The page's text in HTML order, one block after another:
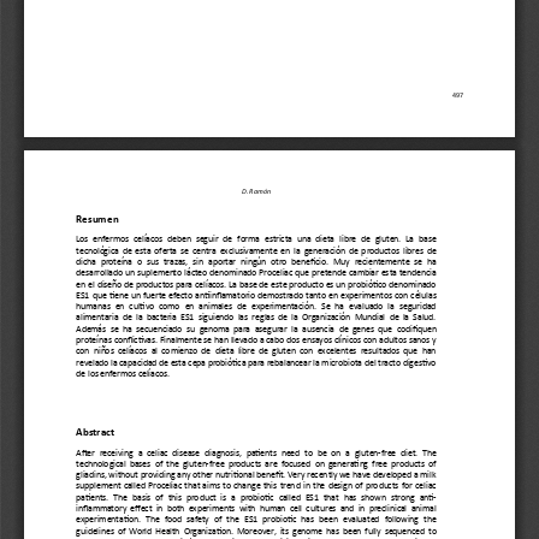
497
D. Ramón
Resumen
Los enfermos celíacos deben seguir de forma estricta una dieta libre de gluten. La base
tecnológica de esta oferta se centra exclusivamente en la generación de productos libres de
dicha proteína o sus trazas, sin aportar ningún otro benefcio. Muy recientemente se ha
desarrollado un suplemento lácteo denominado Proceliac que pretende cambiar esta tendencia
en el diseño de productos para celíacos. La base de este producto es un probiótco denominado
ES1 que tene un fuerte efecto antinfamatorio demostrado tanto en experimentos con células
humanas en cultvo como en animales de experimentación. Se ha evaluado la seguridad
alimentaria de la bacteria ES1 siguiendo las reglas de la Organización Mundial de la Salud.
Además se ha secuenciado su genoma para asegurar la ausencia de genes que codifquen
proteínas confictvas. Finalmente se han llevado a cabo dos ensayos clínicos con adultos sanos y
con niños celíacos al comienzo de dieta libre de gluten con excelentes resultados que han
revelado la capacidad de esta cepa probiótca para rebalancear la microbiota del tracto digestvo
de los enfermos celíacos.
Abstract
Afer receiving a celiac disease diagnosis, patents need to be on a gluten-free diet. The
technological bases of the gluten-free products are focused on generatng free products of
gliadins, without providing any other nutritonal beneft. Very recently we have developed a milk
supplement called Proceliac that aims to change this trend in the design of products for celiac
patents. The basis of this product is a probiotc called ES1 that has shown strong ant-
infammatory efect in both experiments with human cell cultures and in preclinical animal
experimentaton. The food safety of the ES1 probiotc has been evaluated following the
guidelines of World Health Organizaton. Moreover, its genome has been fully sequenced to